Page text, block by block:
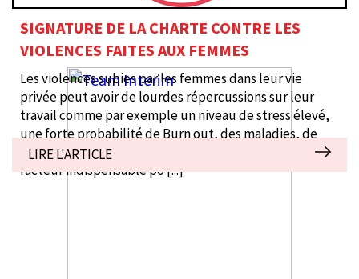
SIGNATURE DE LA CHARTE CONTRE LES
VIOLENCES FAITES AUX FEMMES
Les violences subies par les femmes dans leur vie
privée peut avoir de lourdes répercussions sur leur
travail comme par exemple un niveau de stress élevé,
une forte probabilité de Burn out, des maladies, de
l'absentéisme... Paradoxalement, le travail est un
facteur indispensable po[...]
LIRE L'ARTICLE